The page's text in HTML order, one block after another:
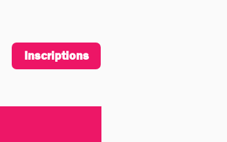
Inscription
Inscriptions